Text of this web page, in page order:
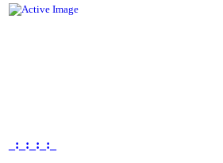
_:_:_:_:_